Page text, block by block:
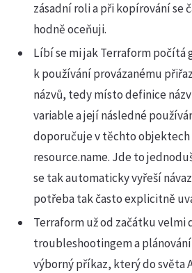
zásadní roli a při kopírování se
hodně oceňuji.
Líbí se mi jak Terraform počítá
k používání provázanému
názvů, tedy místo definice
variable a její následné
doporučuje v těchto
resource.name. Jde to
se tak automaticky vyřeší
potřeba tak často explicitně
Terraform už od začátku velmi
troubleshootingem a
výborný příkaz, který do světa